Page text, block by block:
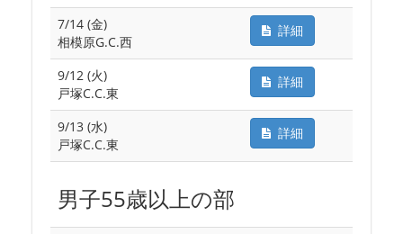
7/14 (金)
相模原G.C.西
詳細
9/12 (火)
戸塚C.C.東
詳細
9/13 (水)
戸塚C.C.東
詳細
男子55歳以上の部